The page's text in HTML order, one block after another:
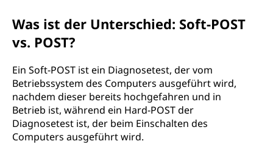
Was ist der Unterschied: Soft-POST
vs. POST?
Ein Soft-POST ist ein Diagnosetest, der vom
Betriebssystem des Computers ausgeführt wird,
nachdem dieser bereits hochgefahren und in
Betrieb ist, während ein Hard-POST der
Diagnosetest ist, der beim Einschalten des
Computers ausgeführt wird.